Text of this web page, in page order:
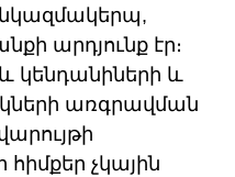
արդյունք էր։
կենդանիների և
առգրավման
չկային